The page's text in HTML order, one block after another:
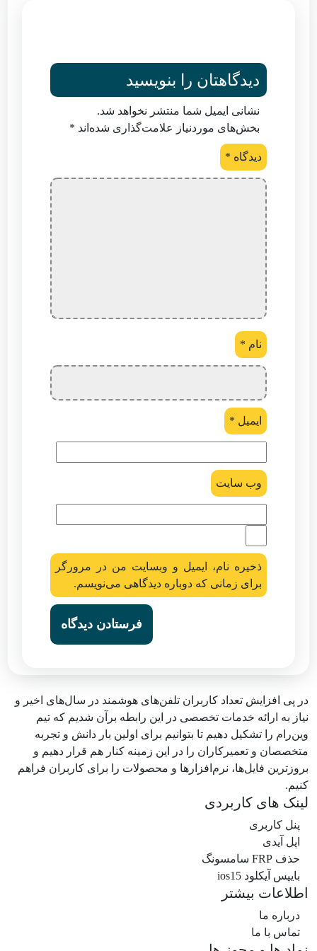
دیدگاهتان را بنویسید
نشانی ایمیل شما منتشر نخواهد شد.
بخش‌های موردنیاز علامت‌گذاری شده‌اند *
دیدگاه *
نام *
ایمیل *
وب‌ سایت
ذخیره نام، ایمیل و وبسایت من در مرورگر
برای زمانی که دوباره دیدگاهی می‌نویسم.
در پی افزایش تعداد کاربران تلفن‌های هوشمند در سال‌های اخیر و
نیاز به ارائه خدمات تخصصی در این رابطه برآن شدیم که تیم
وین‌رام را تشکیل دهیم تا بتوانیم برای اولین بار دانش و تجربه
متخصصان و تعمیرکاران را در این زمینه کنار هم قرار دهیم و
بروزترین فایل‌ها، نرم‌افزارها و محصولات را برای کاربران فراهم
کنیم.
لینک های کاربردی
پنل کاربری
اپل آیدی
حذف FRP سامسونگ
بایپس آیکلود ios15
اطلاعات بیشتر
درباره ما
تماس با ما